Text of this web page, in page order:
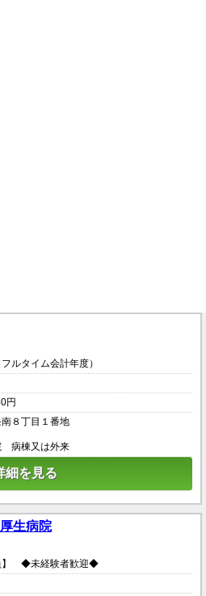
ルタイム会計年度）
円
８丁目１番地
病棟又は外来
細を見る
生病院
】 ◆未経験者歓迎◆